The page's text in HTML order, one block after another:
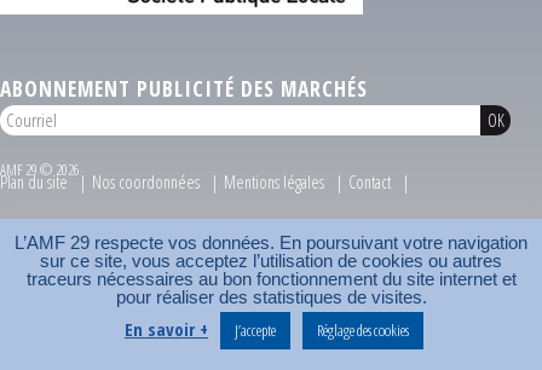
ABONNEMENT PUBLICITÉ DES MARCHÉS
AMF 29 © 2026
Plan du site Nos coordonnées Mentions légales
Contact
Carrefour des communes
AMF
L’AMF 29 respecte vos données. En poursuivant votre navigation
sur ce site, vous acceptez l’utilisation de cookies ou autres
traceurs nécessaires au bon fonctionnement du site internet et
pour réaliser des statistiques de visites.
En savoir + J’accepte Réglage des cookies